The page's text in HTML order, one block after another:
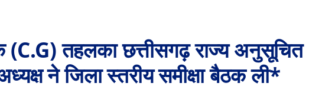
(C.G) तहलका छत्तीसगढ़ राज्य अनुसूचित
ने जिला स्तरीय समीक्षा बैठक ली*